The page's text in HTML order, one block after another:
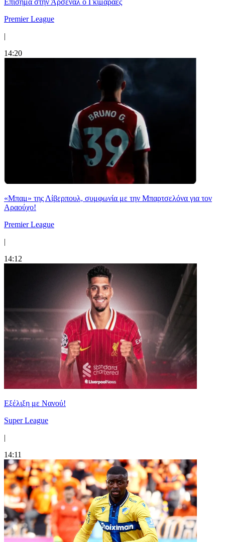
Επίσημα στην Άρσεναλ ο Γκιμαράες
Premier League
|
14:20
«Μπαμ» της Λίβερπουλ, συμφωνία με την Μπαρτσελόνα για τον
Αραούχο!
Premier League
|
14:12
Εξέλιξη με Νανού!
Super League
|
14:11